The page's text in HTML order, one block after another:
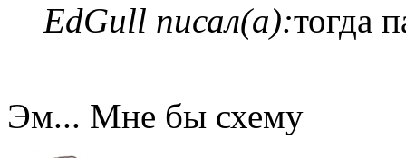
EdGull писал(а):тогда
Эм... Мне бы схему